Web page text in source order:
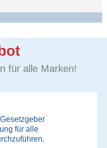
für alle Marken!
für alle